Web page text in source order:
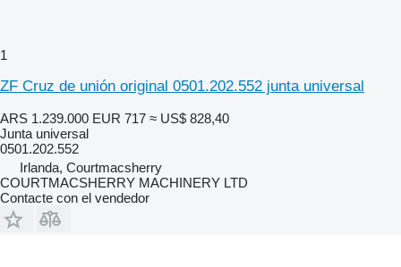
1
ZF Cruz de unión original 0501.202.552 junta universal
ARS 1.239.000 EUR 717 ≈ US$ 828,40
Junta universal
0501.202.552
Irlanda, Courtmacsherry
COURTMACSHERRY MACHINERY LTD
Contacte con el vendedor